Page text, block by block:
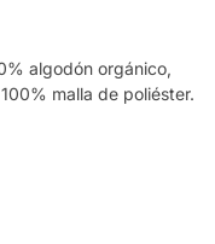
algodón orgánico,
malla de poliéster.